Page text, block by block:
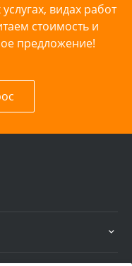
видах работ
стоимость и
предложение!